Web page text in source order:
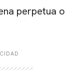
perpetua o